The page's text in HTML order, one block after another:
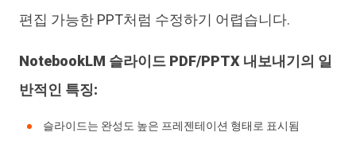
편집 가능한 PPT처럼 수정하기 어렵습니다.
NotebookLM 슬라이드 PDF/PPTX 내보내기의 일
반적인 특징:
슬라이드는 완성도 높은 프레젠테이션 형태로 표시됨